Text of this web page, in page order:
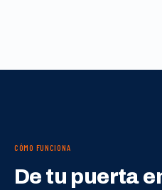
CÓMO FUNCIONA
De tu puerta